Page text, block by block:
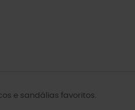
e sandálias favoritos.